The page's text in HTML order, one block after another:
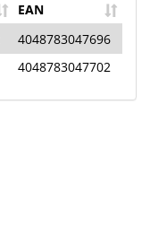
EAN
4048783047696
4048783047702